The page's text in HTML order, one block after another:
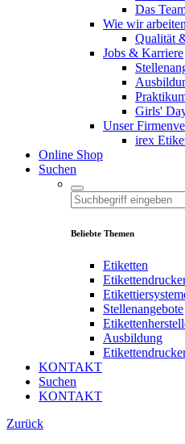
Das
Wie wir arbeiten
Qualität
Jobs & Karriere
Girls'
Unser
irex
Online Shop
Suchen
Beliebte Themen
Etiketten
Stellenangebote
Ausbildung
KONTAKT
Suchen
KONTAKT
Zurück